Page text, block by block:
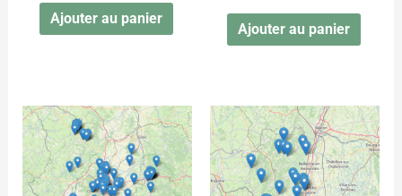
Ajouter au panier
Ajouter au panier